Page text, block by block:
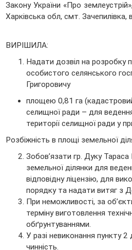
Закону України «Про
Харківська обл, смт.
ВИРІШИЛА:
Надати дозвіл на розробку
особистого селянського
Григоровичу
площею 0,81 га
селищної ради – для
території селищної ради у
Розбіжність в площі земельної
Зобов’язати гр. Дуку
земельної ділянки для
відповідну ліцензію, для
порядку та надати витяг з
При неможливості, за
терміну виготовлення
обґрунтуваннями.
У разі невиконання пункту
чинність.